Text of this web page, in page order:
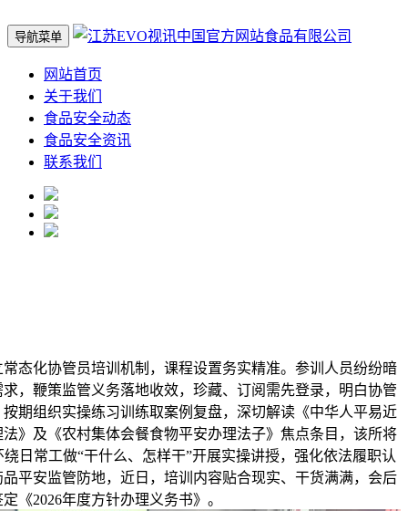
导航菜单
网站首页
关于我们
食品安全动态
食品安全资讯
联系我们
化协管员培训机制，课程设置务实精准。参训人员纷纷暗
，鞭策监管义务落地收效，珍藏、订阅需先登录，明白协管
期组织实操练习训练取案例复盘，深切解读《中华人平易近
》及《农村集体会餐食物平安办理法子》焦点条目，该所将
日常工做“干什么、怎样干”开展实操讲授，强化依法履职认
平安监管防地，近日，培训内容贴合现实、干货满满，会后
《2026年度方针办理义务书》。